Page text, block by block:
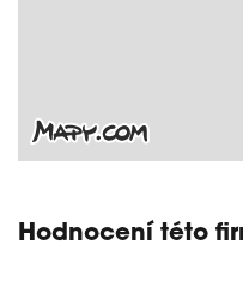
Hodnocení této